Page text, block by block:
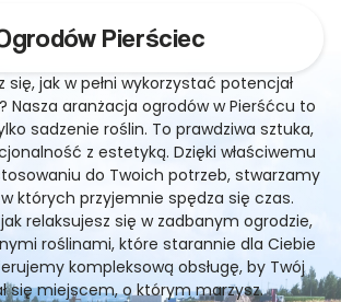
Pierściec
się, jak w pełni wykorzystać potencjał
Nasza aranżacja ogrodów w Pierśćcu to
sadzenie roślin. To prawdziwa sztuka,
z estetyką. Dzięki właściwemu
do Twoich potrzeb, stwarzamy
których przyjemnie spędza się czas.
relaksujesz się w zadbanym ogrodzie,
roślinami, które starannie dla Ciebie
kompleksową obsługę, by Twój
się miejscem, o którym marzysz.